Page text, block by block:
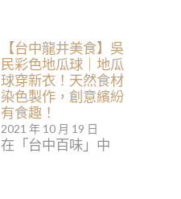
【台中龍井美食】吳
民彩色地瓜球｜地瓜
球穿新衣！天然食材
染色製作，創意繽紛
有食趣！
2021 年 10 月 19 日
在「台中百味」中